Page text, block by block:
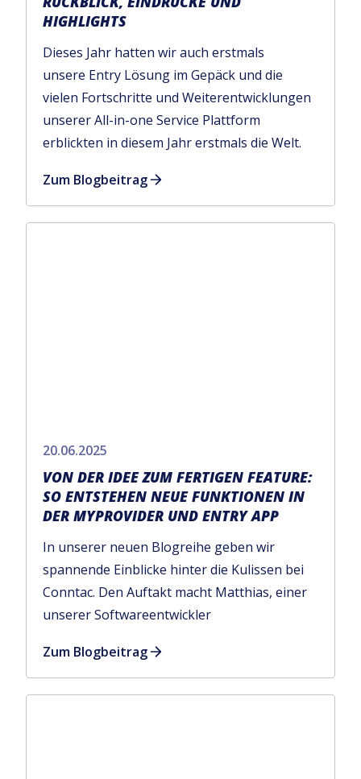
HIGHLIGHTS
Dieses Jahr hatten wir auch erstmals
unsere Entry Lösung im Gepäck und die
vielen Fortschritte und Weiterentwicklungen
unserer All-in-one Service Plattform
erblickten in diesem Jahr erstmals die Welt.
Zum Blogbeitrag
20.06.2025
VON DER IDEE ZUM FERTIGEN FEATURE:
SO ENTSTEHEN NEUE FUNKTIONEN IN
DER MYPROVIDER UND ENTRY APP
In unserer neuen Blogreihe geben wir
spannende Einblicke hinter die Kulissen bei
Conntac. Den Auftakt macht Matthias, einer
unserer Softwareentwickler
Zum Blogbeitrag